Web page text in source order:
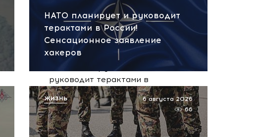
работает ПВО:
рекомендуется уйти с
пляжей
сегодня, 10:13
НАТО планирует и
руководит терактами в
России! Сенсационное
заявление хакеров
сегодня, 10:07
НАТО планирует и руководит
терактами в России!
Сенсационное заявление
хакеров
6 августа 2026
66
ЖИЗНЬ